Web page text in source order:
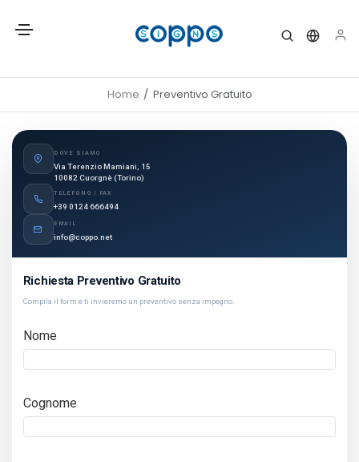
Home Preventivo Gratuito
DOVE SIAMO
Via Terenzio Mamiani, 15
10082 Cuorgnè (Torino)
TELEFONO / FAX
+39 0124 666494
EMAIL
info@coppo.net
Richiesta Preventivo Gratuito
Compila il form e ti invieremo un preventivo senza impegno.
Nome
Cognome